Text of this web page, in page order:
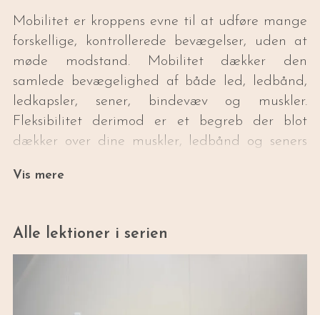
Mobilitet er kroppens evne til at udføre mange
forskellige, kontrollerede bevægelser, uden at
møde modstand. Mobilitet dækker den
samlede bevægelighed af både led, ledbånd,
ledkapsler, sener, bindevæv og muskler.
Fleksibilitet derimod er et begreb der blot
dækker over dine muskler, ledbånd og seners
ord, så er fleksibilitet en del af mobiliteten, og
fleksibilitet, men også styrke, koordination og
kropsbevidsthed.
Vis mere
Alle lektioner i serien